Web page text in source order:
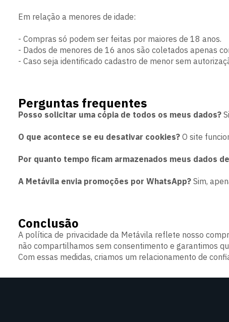
Em relação a menores de idade:
- Compras só podem ser feitas por maiores de 18 anos.
- Dados de menores de 16 anos são coletados apenas
- Caso seja identificado cadastro de menor sem
Perguntas frequentes
Posso solicitar uma cópia de todos os meus dados?
O que acontece se eu desativar cookies? O site
Por quanto tempo ficam armazenados meus dados
A Metávila envia promoções por WhatsApp? Sim,
Conclusão
A política de privacidade da Metávila reflete nosso
não compartilhamos sem consentimento e garantimos
Com essas medidas, criamos um relacionamento de